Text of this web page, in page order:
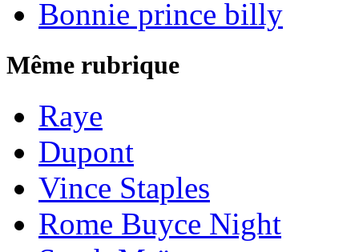
Bonnie prince billy
Même rubrique
Raye
Dupont
Vince Staples
Rome Buyce Night